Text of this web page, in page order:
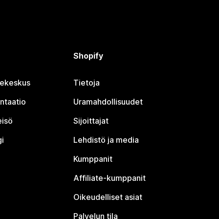
Shopify
Tietoja
Uramahdollisuudet
Sijoittajat
Lehdistö ja media
Kumppanit
Affiliate-kumppanit
Oikeudelliset asiat
Palvelun tila